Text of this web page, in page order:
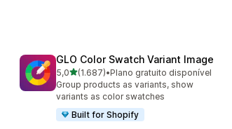
GLO Color Swatch Variant Image
5,0de 5 estrelas
(1.687)
1687 total de avaliações
•Plano gratuito disponível
Group products as variants, show
variants as color swatches
Built for Shopify